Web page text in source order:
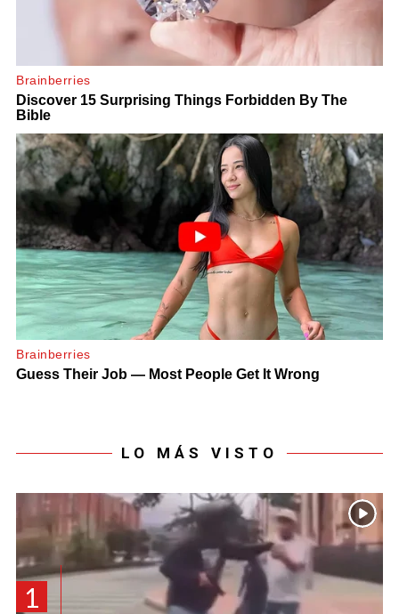
LO MÁS VISTO
1